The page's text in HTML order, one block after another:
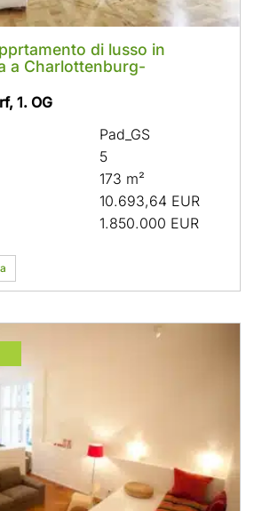
di lusso in
a Charlottenburg-
1. OG
Pad_GS
5
173 m²
10.693,64 EUR
1.850.000 EUR